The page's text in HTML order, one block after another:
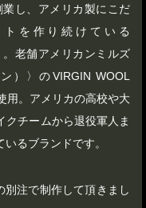
し、アメリカ製にこだ
を作り続けている
。老舗アメリカンミルズ
）〉のVIRGIN WOOL
用。アメリカの高校や大
クチームから退役軍人ま
るブランドです。
別注で制作して頂きまし